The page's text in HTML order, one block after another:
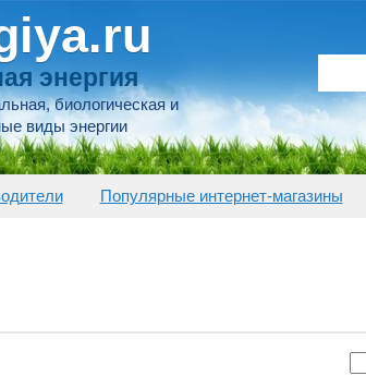
энергия
биологическая и
виды энергии
Популярные интернет-магазины